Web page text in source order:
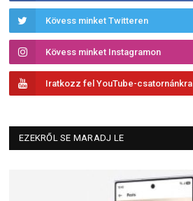
Kövess minket Twitteren
Kövess minket Instagramon
Iratkozz fel YouTube-csatornánkra
EZEKRŐL SE MARADJ LE